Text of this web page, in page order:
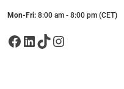
Mon-Fri: 8:00 am - 8:00 pm (CET)
Facebook LinkedIn TikTok Instagram